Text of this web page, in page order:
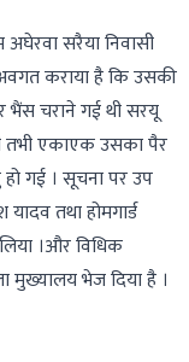
अघेरवा सरैया निवासी
कराया है कि उसकी
भैंस चराने गई थी सरयू
तभी एकाएक उसका पैर
गई । सूचना पर उप
तथा होमगार्ड
।और विधिक
मुख्यालय भेज दिया है ।